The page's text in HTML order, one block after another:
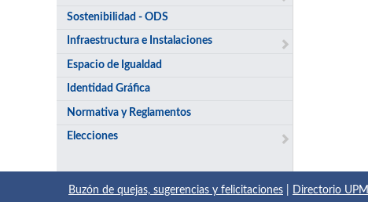
Sostenibilidad - ODS
Infraestructura e Instalaciones
Espacio de Igualdad
Identidad Gráfica
Normativa y Reglamentos
Elecciones
Buzón de quejas, sugerencias y felicitaciones Directorio UPM